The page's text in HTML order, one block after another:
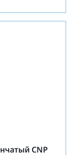
CNP